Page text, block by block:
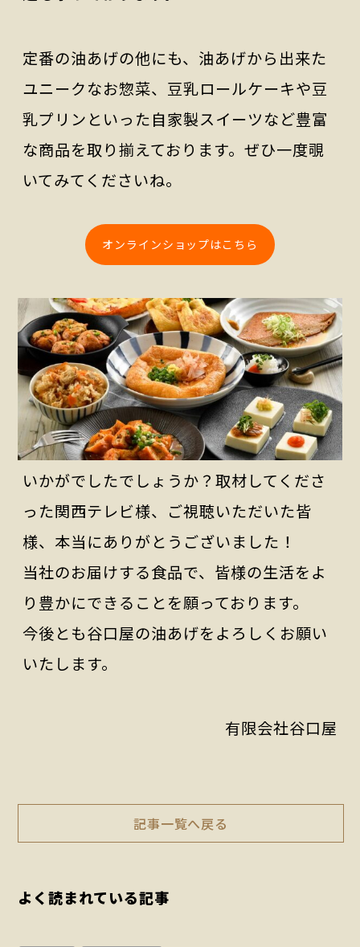
定番の油あげの他にも、油あげから出来た
ユニークなお惣菜、豆乳ロールケーキや豆
乳プリンといった自家製スイーツなど豊富
な商品を取り揃えております。ぜひ一度覗
いてみてくださいね。
オンラインショップはこちら
いかがでしたでしょうか？取材してくださ
った関西テレビ様、ご視聴いただいた皆
様、本当にありがとうございました！
当社のお届けする食品で、皆様の生活をよ
り豊かにできることを願っております。
今後とも谷口屋の油あげをよろしくお願い
いたします。
有限会社谷口屋
記事一覧へ戻る
よく読まれている記事